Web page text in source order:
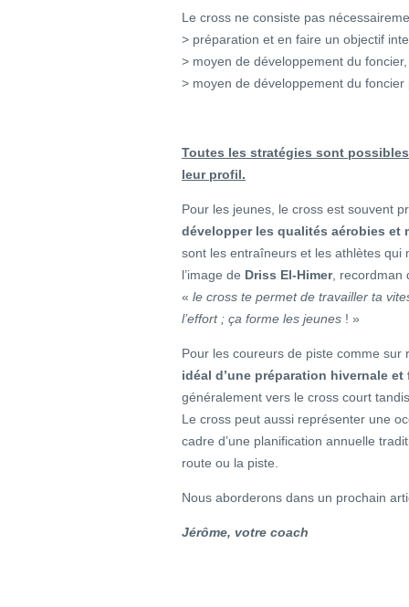
Le cross ne consiste pas
> préparation et en faire un objectif
> moyen de développement du foncier,
> moyen de développement du
Toutes les stratégies sont
leur profil.
Pour les jeunes, le cross est souvent
développer les qualités aérobies et
sont les entraîneurs et les athlètes qui
l’image de Driss El-Himer, recordman
« le cross te permet de travailler ta
l’effort ; ça forme les jeunes ! »
Pour les coureurs de piste comme sur
idéal d’une préparation hivernale et
généralement vers le cross court
Le cross peut aussi représenter une
cadre d’une planification annuelle
route ou la piste.
Nous aborderons dans un prochain
Jérôme, votre coach